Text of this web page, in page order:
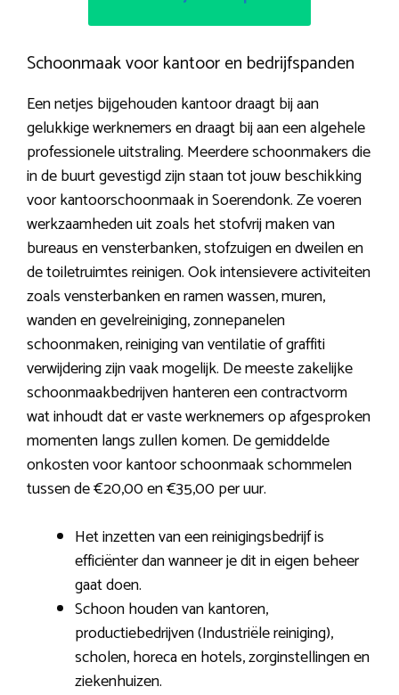
Schoonmaak voor kantoor en bedrijfspanden
Een netjes bijgehouden kantoor draagt bij aan
gelukkige werknemers en draagt bij aan een algehele
professionele uitstraling. Meerdere schoonmakers die
in de buurt gevestigd zijn staan tot jouw beschikking
voor kantoorschoonmaak in Soerendonk. Ze voeren
werkzaamheden uit zoals het stofvrij maken van
bureaus en vensterbanken, stofzuigen en dweilen en
de toiletruimtes reinigen. Ook intensievere activiteiten
zoals vensterbanken en ramen wassen, muren,
wanden en gevelreiniging, zonnepanelen
schoonmaken, reiniging van ventilatie of graffiti
verwijdering zijn vaak mogelijk. De meeste zakelijke
schoonmaakbedrijven hanteren een contractvorm
wat inhoudt dat er vaste werknemers op afgesproken
momenten langs zullen komen. De gemiddelde
onkosten voor kantoor schoonmaak schommelen
tussen de €20,00 en €35,00 per uur.
Het inzetten van een reinigingsbedrijf is
efficiënter dan wanneer je dit in eigen beheer
gaat doen.
Schoon houden van kantoren,
productiebedrijven (Industriële reiniging),
scholen, horeca en hotels, zorginstellingen en
ziekenhuizen.